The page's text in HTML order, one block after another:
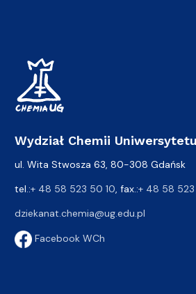
Wydział Chemii
ul. Wita Stwosza 63, 80-308 Gdańsk
tel.:+ 48 58 523 50 10 , fax.:+ 48 58 523
dziekanat.chemia@ug.edu.pl
Facebook WCh